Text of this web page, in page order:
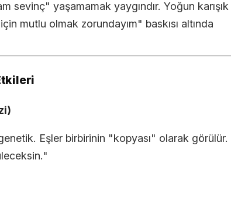
sevinç" yaşamamak yaygındır. Yoğun karışık
mutlu olmak zorundayım" baskısı altında
Eşler birbirinin "kopyası" olarak görülür.